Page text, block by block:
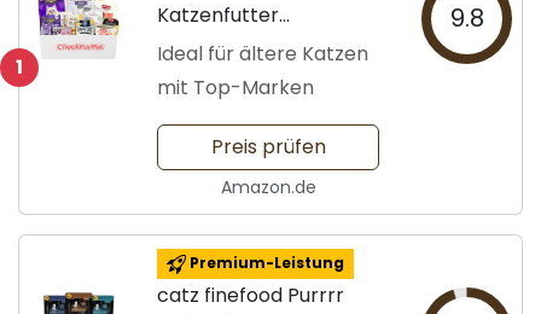
1
Katzenfutter
Probierpaket Senior
Ideal für ältere Katzen
mit Top-Marken
9.8
Preis prüfen
Amazon.de
Premium-Leistung
catz finefood Purrrr